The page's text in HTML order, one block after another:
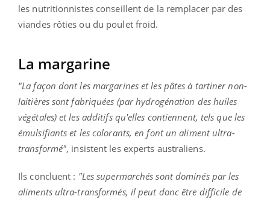
les nutritionnistes conseillent de la remplacer par des
viandes rôties ou du poulet froid.
La margarine
"​​La façon dont les margarines et les pâtes à tartiner non-
laitières sont fabriquées (par hydrogénation des huiles
végétales) et les additifs qu'elles contiennent, tels que les
émulsifiants et les colorants, en font un aliment ultra-
transformé", insistent les experts australiens.
Ils concluent : "Les supermarchés sont dominés par les
aliments ultra-transformés, il peut donc être difficile de